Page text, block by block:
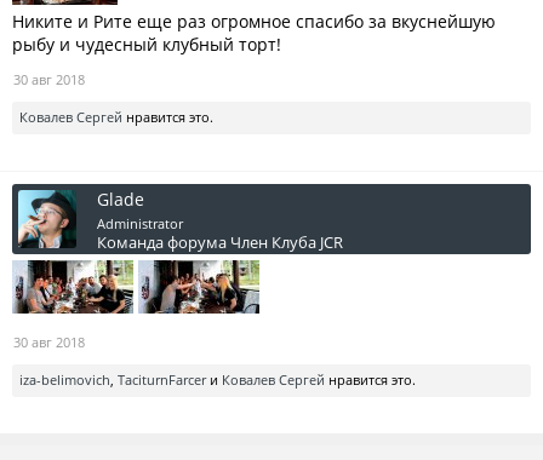
Никите и Рите еще раз огромное спасибо за вкуснейшую
рыбу и чудесный клубный торт!
30 авг 2018
Ковалев Сергей нравится это.
Glade
Administrator
Команда форума Член Клуба JCR
30 авг 2018
iza-belimovich, TaciturnFarcerи Ковалев Сергей нравится это.